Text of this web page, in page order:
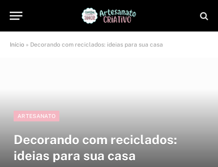
Início » Decorando com reciclados: ideias para sua casa
ARTESANATO
Decorando com reciclados:
ideias para sua casa